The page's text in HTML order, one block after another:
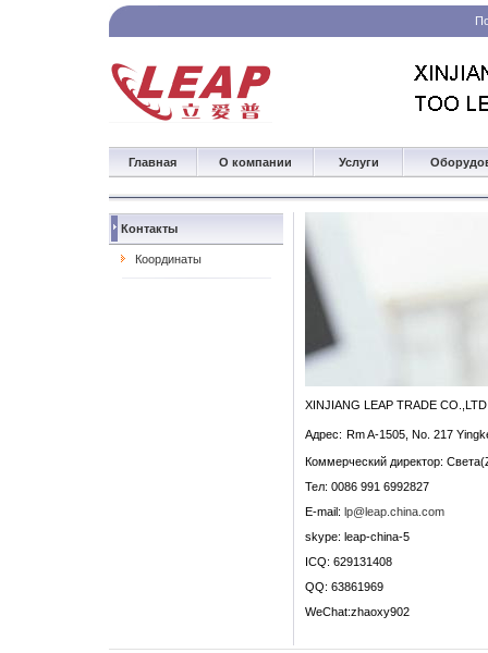
Главная О компании Услуги
Контакты
Координаты
XINJIANG LEAP TRADE CO.,LTD
Адрес: Rm A-1505, No. 217
Коммерческий директор:
Тел: 0086 991 6992827
E-mail: lp@leap.china.com
skype: leap-china-5
ICQ: 629131408
QQ: 63861969
WeChat:zhaoxy902